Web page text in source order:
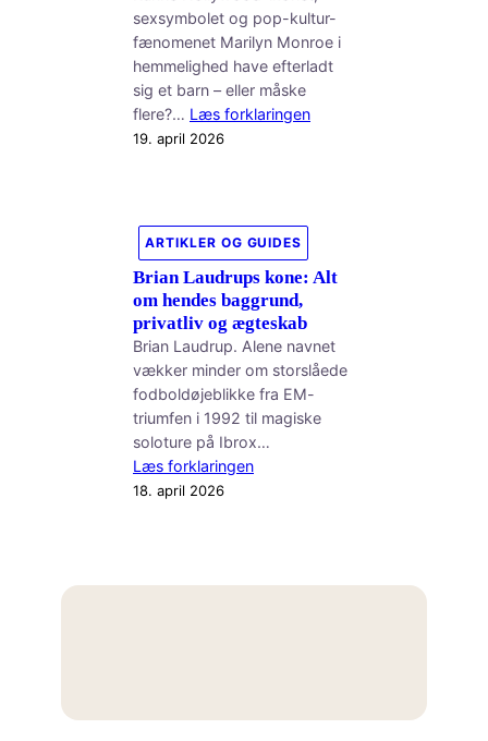
sexsymbolet og pop-kultur-
fænomenet Marilyn Monroe i
hemmelighed have efterladt
sig et barn – eller måske
flere?… Læs forklaringen
19. april 2026
ARTIKLER OG GUIDES
Brian Laudrups kone: Alt
om hendes baggrund,
privatliv og ægteskab
Brian Laudrup. Alene navnet
vækker minder om storslåede
fodboldøjeblikke fra EM-
triumfen i 1992 til magiske
soloture på Ibrox…
Læs forklaringen
18. april 2026